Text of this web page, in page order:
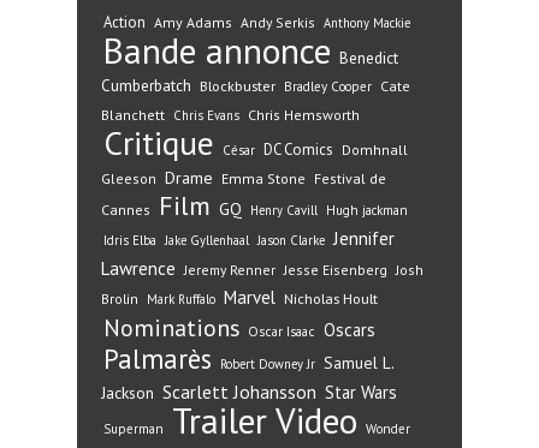
Action Amy Adams Andy Serkis Anthony Mackie
Bande annonce Benedict
Cumberbatch Blockbuster Bradley Cooper Cate
Blanchett Chris Evans Chris Hemsworth
Critique César DC Comics Domhnall
Gleeson Drame Emma Stone Festival de
Cannes
Film GQ Henry Cavill Hugh jackman
Idris Elba Jake Gyllenhaal Jason Clarke Jennifer
Lawrence Jeremy Renner Jesse Eisenberg Josh
Brolin
Mark Ruffalo Marvel Nicholas Hoult
Nominations Oscar Isaac Oscars
Palmarès Robert Downey Jr Samuel L.
Jackson Scarlett Johansson Star Wars
Superman TrailerVideo Wonder